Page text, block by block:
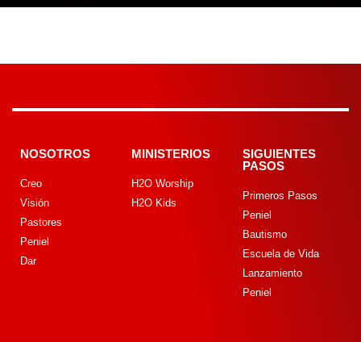
NOSOTROS
Creo
Visión
Pastores
Peniel
Dar
MINISTERIOS
H2O Worship
H2O Kids
SIGUIENTES
PASOS
Primeros Pasos
Peniel
Bautismo
Escuela de Vida
Lanzamiento
Peniel